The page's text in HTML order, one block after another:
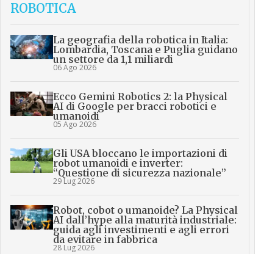
ROBOTICA
La geografia della robotica in Italia:
Lombardia, Toscana e Puglia guidano
un settore da 1,1 miliardi
06 Ago 2026
Ecco Gemini Robotics 2: la Physical
AI di Google per bracci robotici e
umanoidi
05 Ago 2026
Gli USA bloccano le importazioni di
robot umanoidi e inverter:
“Questione di sicurezza nazionale”
29 Lug 2026
Robot, cobot o umanoide? La Physical
AI dall’hype alla maturità industriale:
guida agli investimenti e agli errori
da evitare in fabbrica
28 Lug 2026